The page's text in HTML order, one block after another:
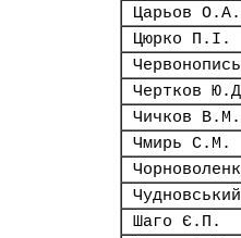
Царьов О.А.
Цюрко П.І.
Чертков
Чичков В.М.
Чмирь С.М.
Шаго Є.П.